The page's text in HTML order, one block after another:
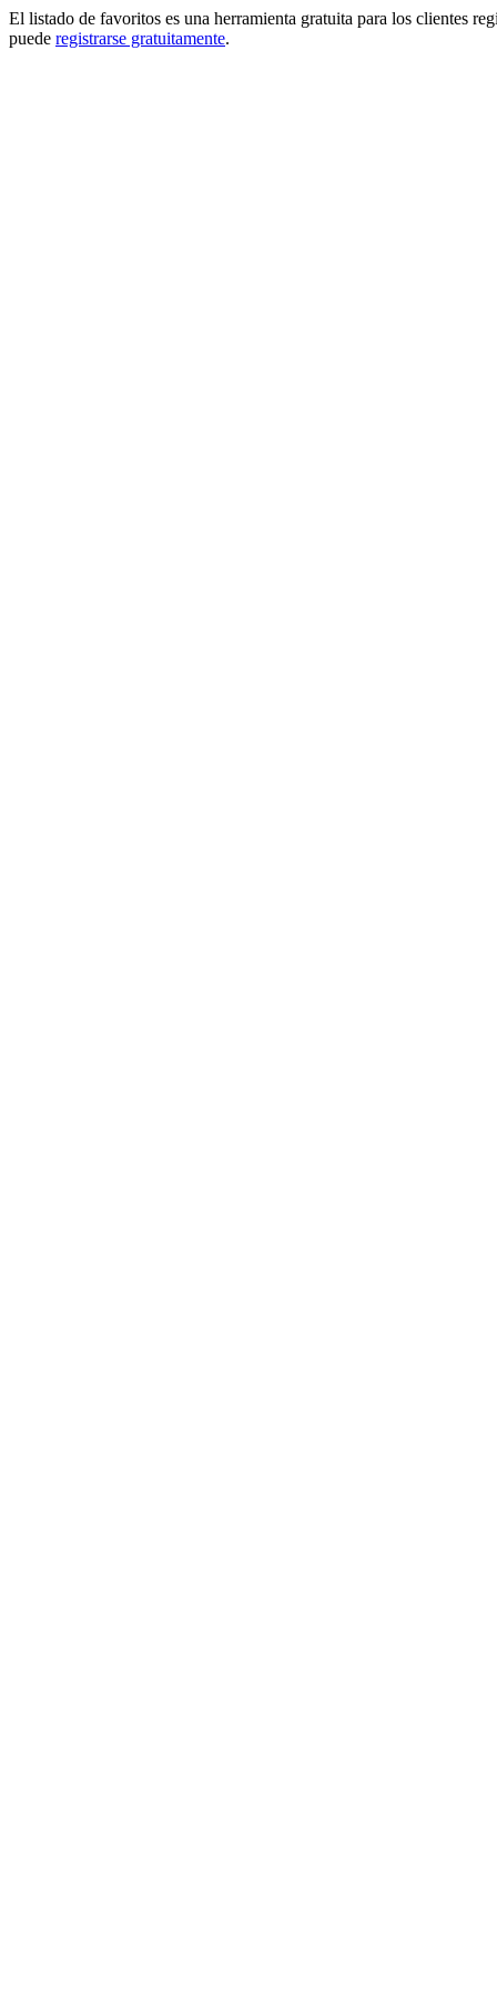
El listado de favoritos es una herramienta gratuita para los clientes
puede registrarse gratuitamente.